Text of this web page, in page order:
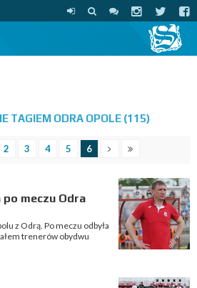
TAGIEM ODRA OPOLE (115)
2 3 4 5 6
meczu Odra
z Odrą. Po meczu odbyła
trenerów obydwu